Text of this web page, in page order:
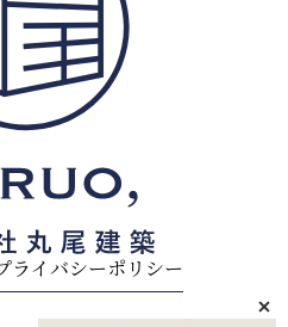
ライバシーポリシー